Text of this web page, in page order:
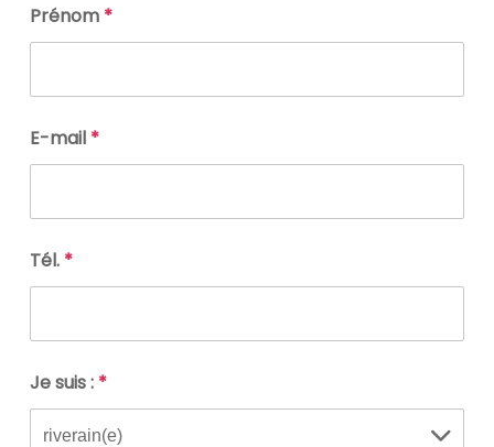
Prénom *
E-mail *
Tél. *
Je suis : *